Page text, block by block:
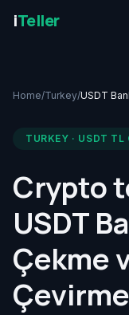
iTeller
Home/Turkey/USDT
TURKEY · USDT TL
Crypto
USDT
Çekme